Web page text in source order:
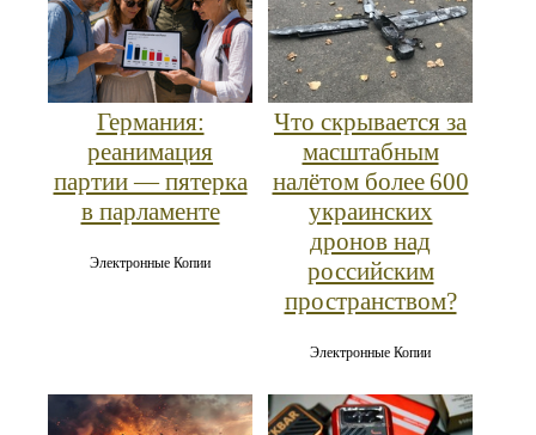
Германия:
реанимация
партии — пятерка
в парламенте
Электронные Копии
Что скрывается за
масштабным
налётом более 600
украинских
дронов над
российским
пространством?
Электронные Копии